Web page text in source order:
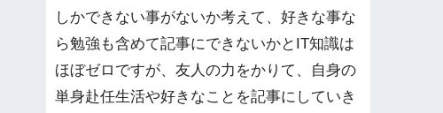
しかできない事がないか考えて、好きな事な
ら勉強も含めて記事にできないかとIT知識は
ほぼゼロですが、友人の力をかりて、自身の
単身赴任生活や好きなことを記事にしていき